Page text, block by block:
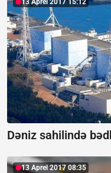
13 Aprel 2017 15:12
Dəniz sahilində
13 Aprel 2017 08:35